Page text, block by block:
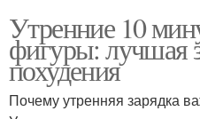
Утренние 10
фигуры: лучшая
похудения
Почему утренняя зарядка